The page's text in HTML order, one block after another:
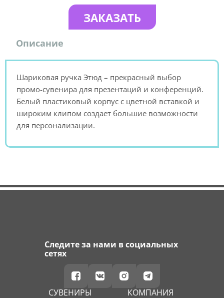
ЗАКАЗАТЬ
Описание
Шариковая ручка Этюд – прекрасный выбор
промо-сувенира для презентаций и конференций.
Белый пластиковый корпус с цветной вставкой и
широким клипом создает большие возможности
для персонализации.
Следите за нами в социальных
сетях
СУВЕНИРЫ КОМПАНИЯ